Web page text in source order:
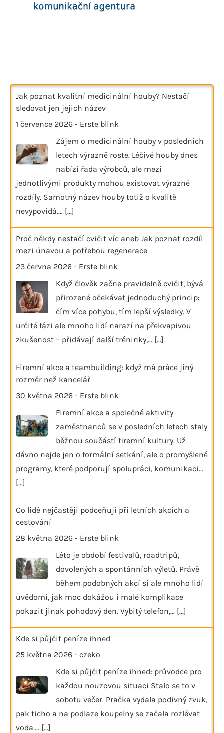
Jak poznat kvalitní medicinální houby? Nestačí
sledovat jen jejich název
1 července 2026 - Erste blink
Zájem o medicinální houby v posledních
letech výrazně roste. Léčivé houby dnes
nabízí řada výrobců, ale mezi
jednotlivými produkty mohou existovat výrazné
rozdíly. Samotný název houby totiž o kvalitě
nevypovídá.… [...]
Proč někdy nestačí cvičit víc aneb Jak poznat rozdíl
mezi únavou a potřebou regenerace
23 června 2026 - Erste blink
Když člověk začne pravidelně cvičit, bývá
přirozené očekávat jednoduchý princip:
čím více pohybu, tím lepší výsledky. V
určité fázi ale mnoho lidí narazí na překvapivou
zkušenost – přidávají další tréninky,… [...]
Firemní akce a teambuilding: když má práce jiný
rozměr než kancelář
30 května 2026 - Erste blink
Firemní akce a společné aktivity
zaměstnanců se v posledních letech staly
běžnou součástí firemní kultury. Už
dávno nejde jen o formální setkání, ale o promyšlené
programy, které podporují spolupráci, komunikaci…
[...]
Co lidé nejčastěji podceňují při letních akcích a
cestování
28 května 2026 - Erste blink
Léto je období festivalů, roadtripů,
dovolených a spontánních výletů. Právě
během podobných akcí si ale mnoho lidí
uvědomí, jak moc dokážou i malé komplikace
pokazit jinak pohodový den. Vybitý telefon,… [...]
Kde si půjčit peníze ihned
25 května 2026 - czeko
Kde si půjčit peníze ihned: průvodce pro
každou nouzovou situaci Stalo se to v
sobotu večer. Pračka vydala podivný zvuk,
pak ticho a na podlaze koupelny se začala rozlévat
voda.… [...]